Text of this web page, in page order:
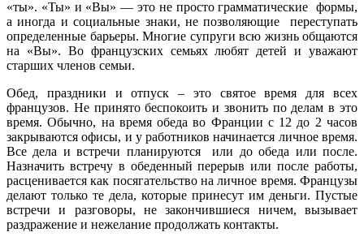
«ты». «Ты» и «Вы» — это не просто грамматические формы,
а иногда и социальные знаки, не позволяющие переступать
определенные барьеры. Многие супруги всю жизнь общаются
на «Вы». Во французских семьях любят детей и уважают
старших членов семьи.
Обед, праздники и отпуск – это святое время для всех
французов. Не принято беспокоить и звонить по делам в это
время. Обычно, на время обеда во Франции с 12 до 2 часов
закрываются офисы, и у работников начинается личное время.
Все дела и встречи планируются или до обеда или после.
Назначить встречу в обеденный перерыв или после работы,
расценивается как посягательство на личное время. Французы
делают только те дела, которые принесут им деньги. Пустые
встречи и разговоры, не закончившиеся ничем, вызывает
раздражение и нежелание продолжать контакты.